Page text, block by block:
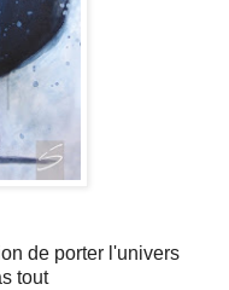
de porter l'univers
tout